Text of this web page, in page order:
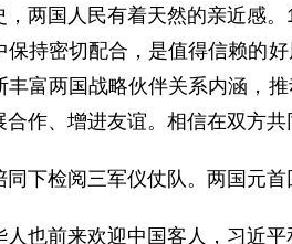
两国人民有着天然的亲近感
持密切配合，是值得信赖的
丰富两国战略伙伴关系内涵，
作、增进友谊。相信在双方
检阅三军仪仗队。两国元首
前来欢迎中国客人，习近平